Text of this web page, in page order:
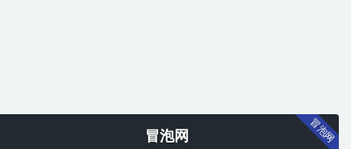
冒泡网 冒泡网